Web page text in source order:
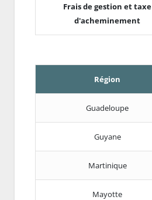
Frais de gestion et taxe
d'acheminement
Région
Guadeloupe
Guyane
Martinique
Mayotte